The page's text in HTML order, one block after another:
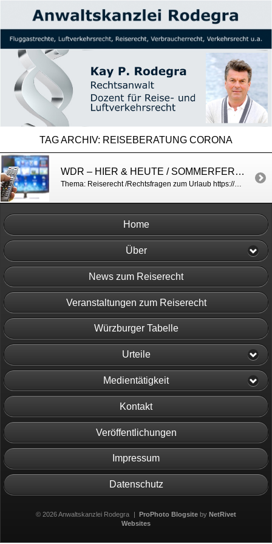
TAG ARCHIV: REISEBERATUNG CORONA
WDR – HIER & HEUTE / SOMMERFERIEN BEGINNEN
Thema: Reiserecht /Rechtsfragen zum Urlaub https://www1.wdr.de/mediathek/video/sendungen/hier-und-heute/video-hier-und-heute—656.html
Home
Über
News zum Reiserecht
Veranstaltungen zum Reiserecht
Würzburger Tabelle
Urteile
Medientätigkeit
Kontakt
Veröffentlichungen
Impressum
Datenschutz
© 2026 Anwaltskanzlei Rodegra | ProPhoto Blogsite byNetRivet
Websites